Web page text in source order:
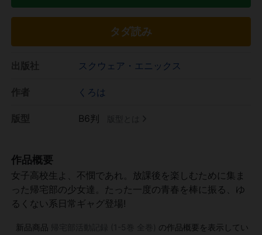
タダ読み
スクウェア・エニックス
くろは
B6判
作品概要
女子高校生よ、不憫であれ。放課後を楽しむために集ま
った帰宅部の少女達。たった一度の青春を棒に振る、ゆ
るくない系日常ギャグ登場!
新品商品
の作品概要を表示してい